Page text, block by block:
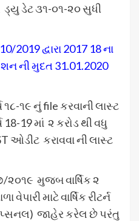
ડ્યુ ડેટ ૩૧-૦૧-૨૦ સુધી
2019 દ્વારા 2017 18 ના
ની મુદત 31.01.2020
૧૮-૧૯ નું file કરવાની લાસ્ટ
19 માં ૨ કરોડ થી વધુ
કરાવવા ની લાસ્ટ
૨૦૧૯ મુજબ વાર્ષિક ૨
માટે વાર્ષિક રીટર્ન
જાહેર કરેલ છે પરંતુ